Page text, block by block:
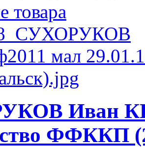
товара
Иван КП
ФФККП